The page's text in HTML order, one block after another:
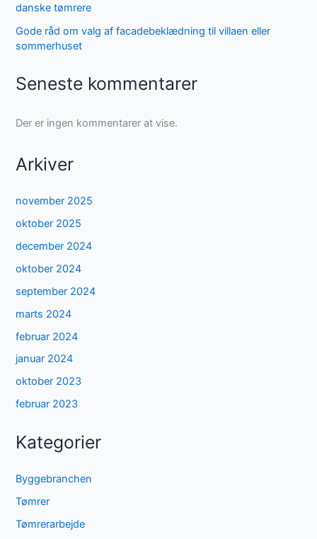
danske tømrere
Gode råd om valg af facadebeklædning til villaen eller
sommerhuset
Seneste kommentarer
Der er ingen kommentarer at vise.
Arkiver
november 2025
oktober 2025
december 2024
oktober 2024
september 2024
marts 2024
februar 2024
januar 2024
oktober 2023
februar 2023
Kategorier
Byggebranchen
Tømrer
Tømrerarbejde